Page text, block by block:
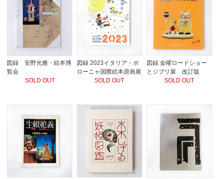
図録 安野光雅・絵本博
覧会
SOLD OUT
図録 2023イタリア・ボ
ローニャ国際絵本原画展
SOLD OUT
図録 金曜ロードショー
とジブリ展 改訂版
SOLD OUT